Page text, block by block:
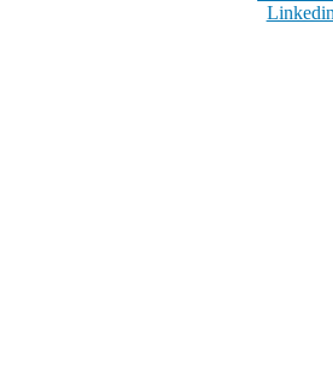
Linkedin